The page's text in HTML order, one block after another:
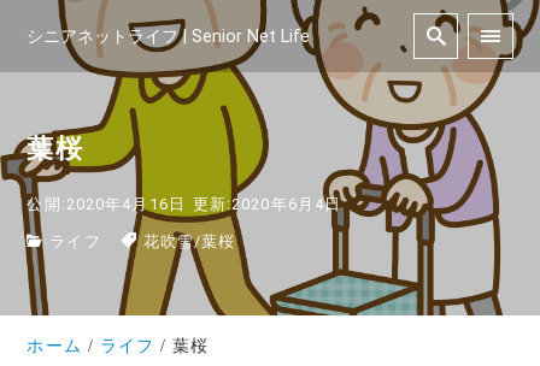
シニアネットライフ | Senior Net Life
葉桜
公開:2020年4月16日 更新:2020年6月4日
ライフ 花吹雪/葉桜
ホーム ライフ 葉桜